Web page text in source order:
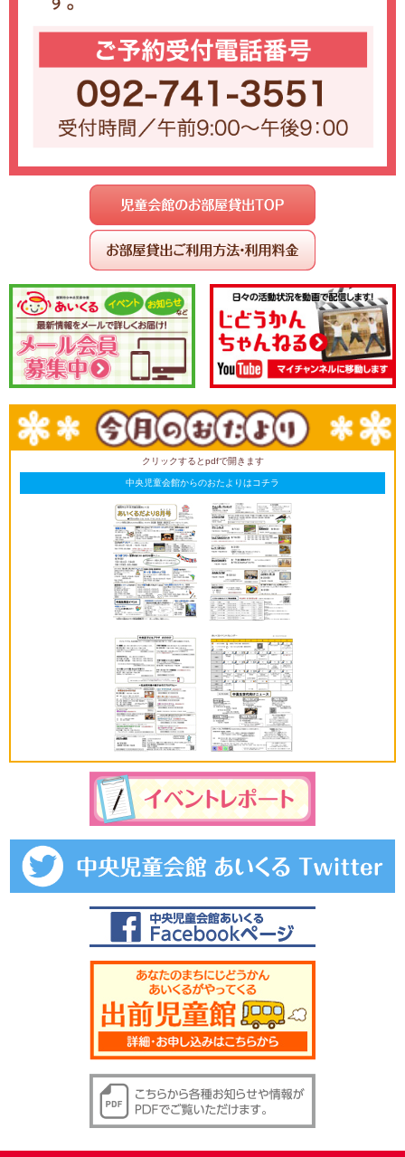
クリックするとpdfで開きます
中央児童会館からのおたよりはコチラ